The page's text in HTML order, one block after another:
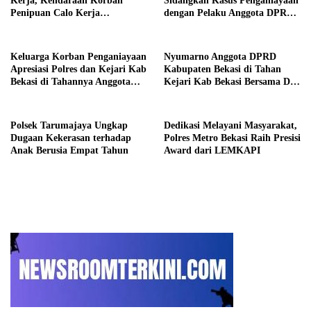
Penipuan Calo Kerja
dengan Pelaku Anggota DPRD
Keluarga Korban Penganiayaan
Apresiasi Polres dan Kejari Kab
Bekasi di Tahannya Anggota
Nyumarno Anggota DPRD
Kabupaten Bekasi di Tahan
Kejari Kab Bekasi Bersama Dua
Polsek Tarumajaya Ungkap
Dugaan Kekerasan terhadap
Anak Berusia Empat Tahun
Dedikasi Melayani Masyarakat,
Polres Metro Bekasi Raih Presisi
Award dari LEMKAPI